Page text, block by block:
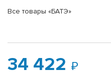
Все товары «БАТЭ»
34 422